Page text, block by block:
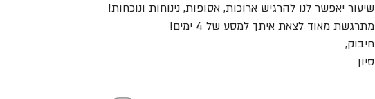
שיעור יאפשר לנו להרגיש ארוכות, אסופות, נינוחות ונוכחות!
מתרגשת מאוד לצאת איתך למסע של 4 ימים!
חיבוק,
סיון